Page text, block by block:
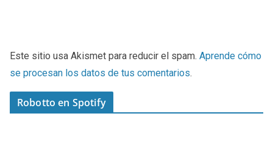
Este sitio usa Akismet para reducir el spam. Aprende cómo
se procesan los datos de tus comentarios.
Robotto en Spotify